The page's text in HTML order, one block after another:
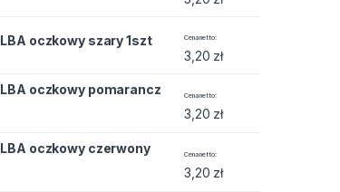
1szt quantity
oczkowy szary 1szt Cena netto
3,20 zł
1szt quantity
oczkowy pomarancz
Cena netto
3,20 zł
1szt quantity
oczkowy czerwony
Cena netto
3,20 zł